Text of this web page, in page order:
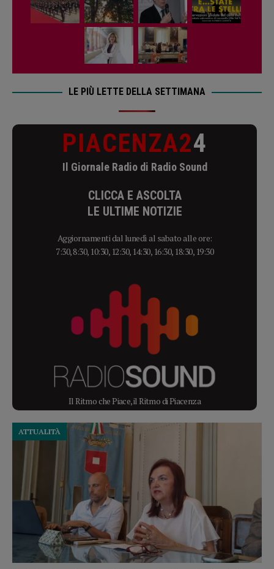
LE PIÙ LETTE DELLA SETTIMANA
PIACENZA24
Il Giornale Radio di Radio Sound
CLICCA E ASCOLTA
LE ULTIME NOTIZIE
Aggiornamenti dal lunedì al sabato alle ore:
7:30, 8:30, 10:30, 12:30, 14:30, 16:30, 18:30, 19:30
Il Ritmo che Piace, il Ritmo di Piacenza
ATTUALITÀ